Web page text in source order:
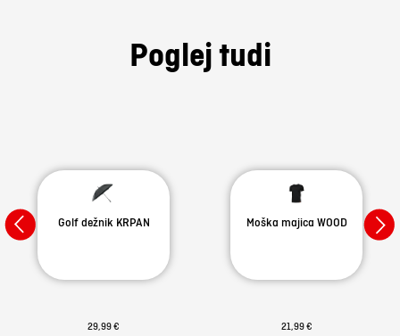
Poglej tudi
Golf dežnik KRPAN
29,99 €
Moška majica WOOD
21,99 €